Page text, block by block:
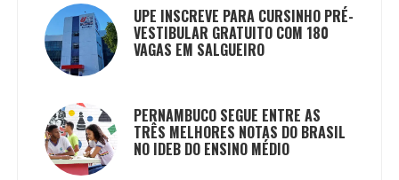
UPE INSCREVE PARA CURSINHO PRÉ-
VESTIBULAR GRATUITO COM 180
VAGAS EM SALGUEIRO
PERNAMBUCO SEGUE ENTRE AS
TRÊS MELHORES NOTAS DO BRASIL
NO IDEB DO ENSINO MÉDIO